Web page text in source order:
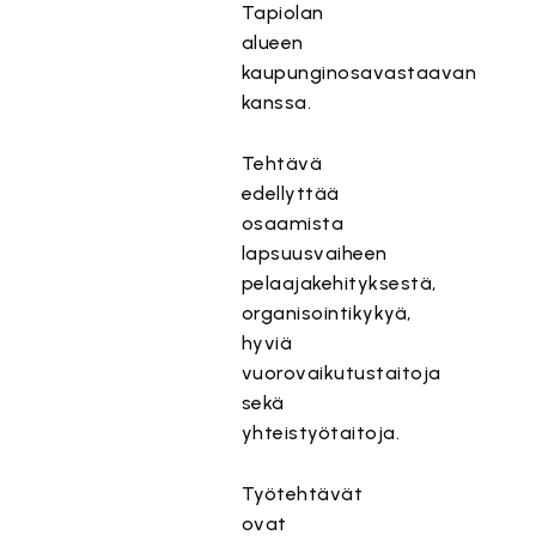
Tapiolan
alueen
kaupunginosavastaavan
kanssa.
Tehtävä
edellyttää
osaamista
lapsuusvaiheen
pelaajakehityksestä,
organisointikykyä,
hyviä
vuorovaikutustaitoja
sekä
yhteistyötaitoja.
Työtehtävät
ovat